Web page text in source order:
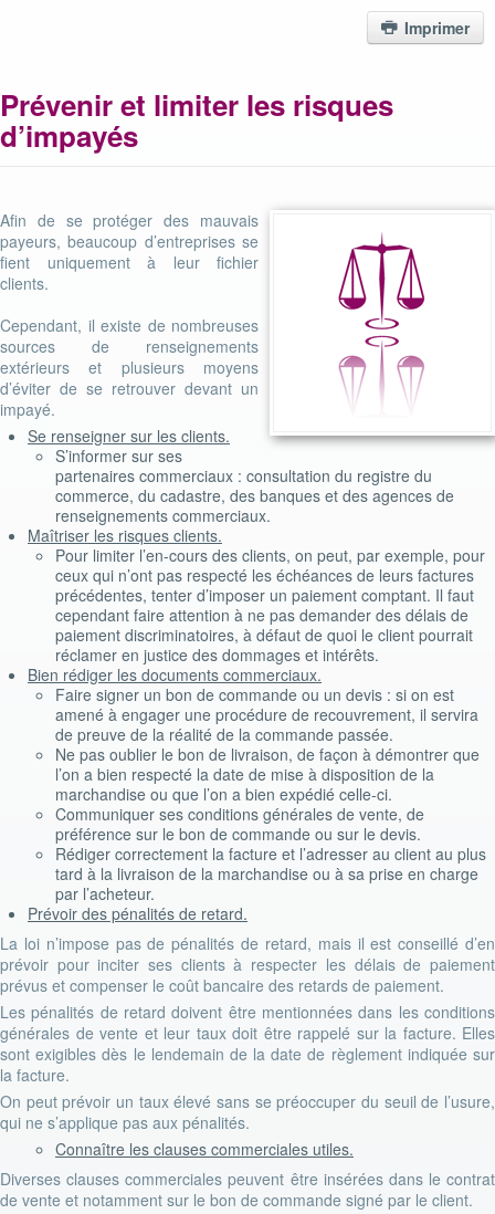
Imprimer
Prévenir et limiter les risques
d’impayés
Afin de se protéger des mauvais
payeurs, beaucoup d’entreprises se
fient uniquement à leur fichier
clients.
Cependant, il existe de nombreuses
sources de renseignements
extérieurs et plusieurs moyens
d’éviter de se retrouver devant un
impayé.
Se renseigner sur les clients.
S’informer sur ses
partenaires commerciaux : consultation du registre du
commerce, du cadastre, des banques et des agences de
renseignements commerciaux.
Maîtriser les risques clients.
Pour limiter l’en-cours des clients, on peut, par exemple, pour
ceux qui n’ont pas respecté les échéances de leurs factures
précédentes, tenter d’imposer un paiement comptant. Il faut
cependant faire attention à ne pas demander des délais de
paiement discriminatoires, à défaut de quoi le client pourrait
réclamer en justice des dommages et intérêts.
Bien rédiger les documents commerciaux.
Faire signer un bon de commande ou un devis : si on est
amené à engager une procédure de recouvrement, il servira
de preuve de la réalité de la commande passée.
Ne pas oublier le bon de livraison, de façon à démontrer que
l’on a bien respecté la date de mise à disposition de la
marchandise ou que l’on a bien expédié celle-ci.
Communiquer ses conditions générales de vente, de
préférence sur le bon de commande ou sur le devis.
Rédiger correctement la facture et l’adresser au client au plus
tard à la livraison de la marchandise ou à sa prise en charge
par l’acheteur.
Prévoir des pénalités de retard.
La loi n’impose pas de pénalités de retard, mais il est conseillé d’en
prévoir pour inciter ses clients à respecter les délais de paiement
prévus et compenser le coût bancaire des retards de paiement.
Les pénalités de retard doivent être mentionnées dans les conditions
générales de vente et leur taux doit être rappelé sur la facture. Elles
sont exigibles dès le lendemain de la date de règlement indiquée sur
la facture.
On peut prévoir un taux élevé sans se préoccuper du seuil de l’usure,
qui ne s’applique pas aux pénalités.
Connaître les clauses commerciales utiles.
Diverses clauses commerciales peuvent être insérées dans le contrat
de vente et notamment sur le bon de commande signé par le client.